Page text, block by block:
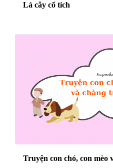
Lá cây cổ tích
Truyện con chó, con mèo